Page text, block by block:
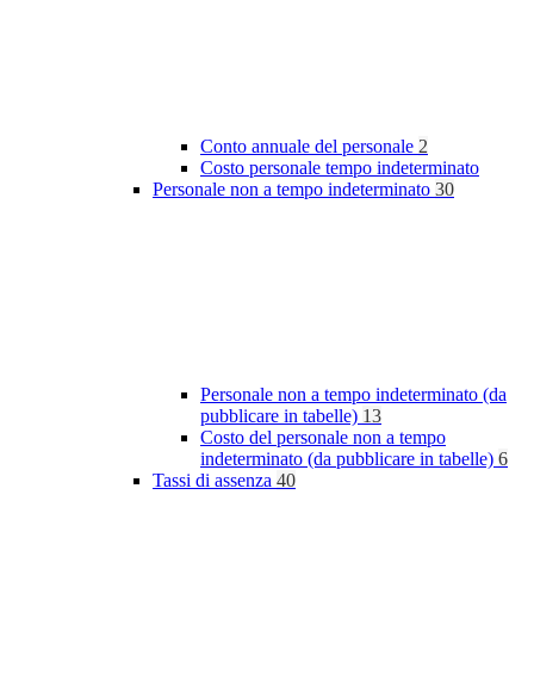
Conto annuale del personale 2
Costo personale tempo indeterminato
Personale non a tempo indeterminato 30
Personale non a tempo indeterminato (da
pubblicare in tabelle) 13
Costo del personale non a tempo
indeterminato (da pubblicare in tabelle) 6
Tassi di assenza 40